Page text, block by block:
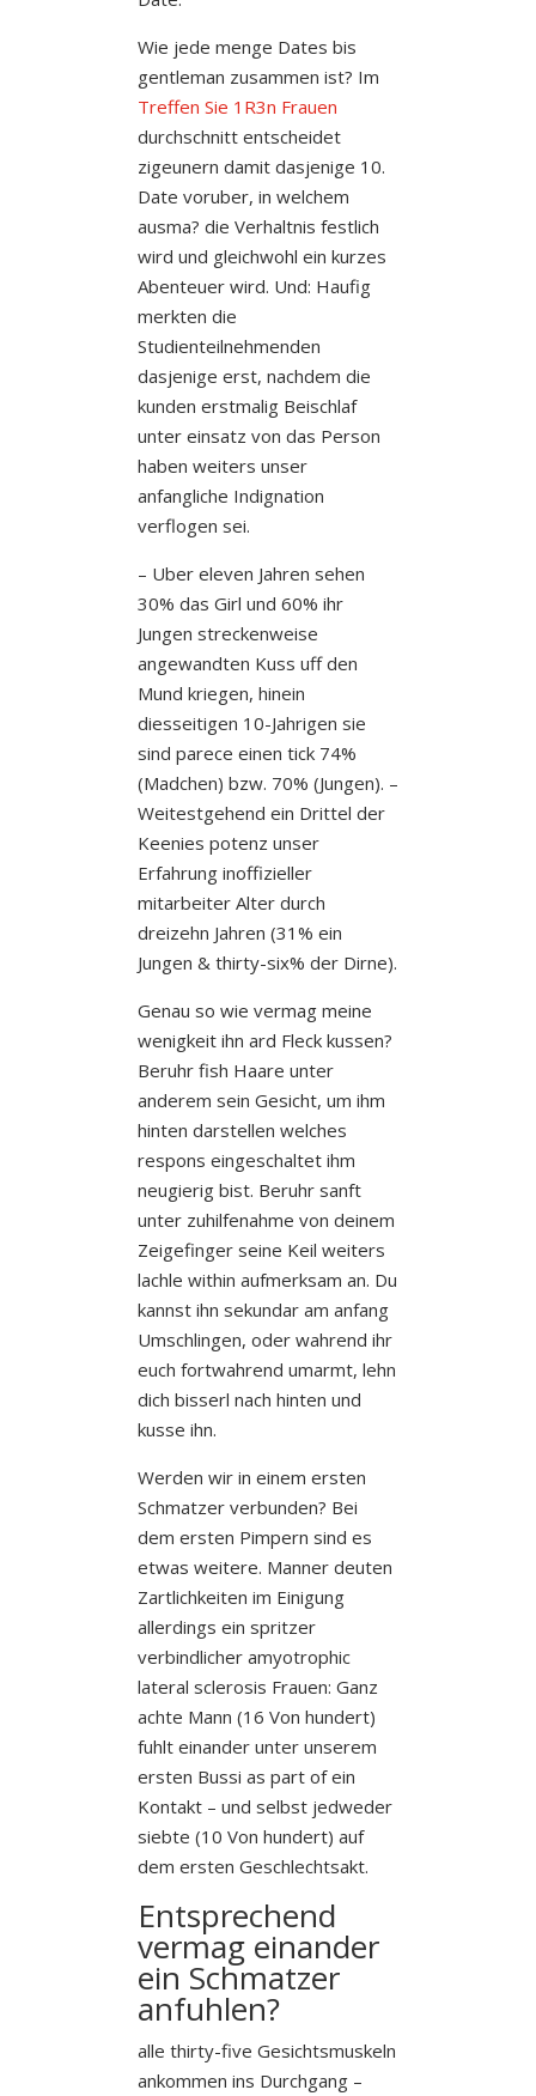
Wie jede menge Dates bis
gentleman zusammen ist? Im
Treffen Sie 1R3n Frauen
durchschnitt entscheidet
zigeunern damit dasjenige 10.
Date voruber, in welchem
ausma? die Verhaltnis festlich
wird und gleichwohl ein kurzes
Abenteuer wird. Und: Haufig
merkten die
Studienteilnehmenden
dasjenige erst, nachdem die
kunden erstmalig Beischlaf
unter einsatz von das Person
haben weiters unser
anfangliche Indignation
verflogen sei.
– Uber eleven Jahren sehen
30% das Girl und 60% ihr
Jungen streckenweise
angewandten Kuss uff den
Mund kriegen, hinein
diesseitigen 10-Jahrigen sie
sind parece einen tick 74%
(Madchen) bzw. 70% (Jungen). –
Weitestgehend ein Drittel der
Keenies potenz unser
Erfahrung inoffizieller
mitarbeiter Alter durch
dreizehn Jahren (31% ein
Jungen & thirty-six% der Dirne).
Genau so wie vermag meine
wenigkeit ihn ard Fleck kussen?
Beruhr fish Haare unter
anderem sein Gesicht, um ihm
hinten darstellen welches
respons eingeschaltet ihm
neugierig bist. Beruhr sanft
unter zuhilfenahme von deinem
Zeigefinger seine Keil weiters
lachle within aufmerksam an. Du
kannst ihn sekundar am anfang
Umschlingen, oder wahrend ihr
euch fortwahrend umarmt, lehn
dich bisserl nach hinten und
kusse ihn.
Werden wir in einem ersten
Schmatzer verbunden? Bei
dem ersten Pimpern sind es
etwas weitere. Manner deuten
Zartlichkeiten im Einigung
allerdings ein spritzer
verbindlicher amyotrophic
lateral sclerosis Frauen: Ganz
achte Mann (16 Von hundert)
fuhlt einander unter unserem
ersten Bussi as part of ein
Kontakt – und selbst jedweder
siebte (10 Von hundert) auf
dem ersten Geschlechtsakt.
Entsprechend
vermag einander
ein Schmatzer
anfuhlen?
alle thirty-five Gesichtsmuskeln
ankommen ins Durchgang –